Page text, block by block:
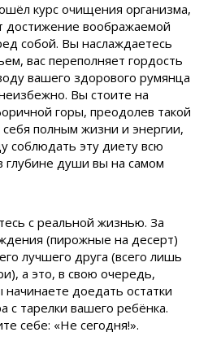
курс очищения организма,
достижение воображаемой
собой. Вы наслаждаетесь
вас переполняет гордость
вашего здорового румянца
Вы стоите на
горы, преодолев такой
себя полным жизни и энергии,
соблюдать эту диету всю
глубине души вы на самом
с реальной жизнью. За
(пирожные на десерт)
лучшего друга (всего лишь
а это, в свою очередь,
доедать остатки
с тарелки вашего ребёнка.
себе: «Не сегодня!».